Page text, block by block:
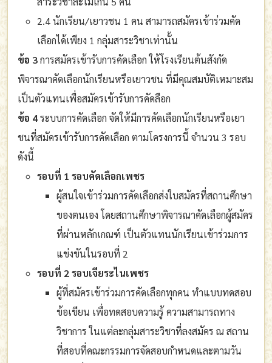
2.4 นักเรียน/เยาวชน 1 คน สามารถสมัครเข้าร่วมคัด
เลือกได้เพียง 1 กลุ่มสาระวิชาเท่านั้น
ข้อ 3การสมัครเข้ารับการคัดเลือก ให้โรงเรียนต้นสังกัด
พิจารณาคัดเลือกนักเรียนหรือเยาวชน ที่มีคุณสมบัติเหมาะสม
เป็นตัวแทนเพื่อสมัครเข้ารับการคัดลือก
ข้อ 4ระบบการคัดเลือก จัดให้มีการคัดเลือกนักเรียนหรือเยา
ชนที่สมัครเข้ารับการคัดเลือก ตามโครงการนี้ จำนวน 3 รอบ
ดังนี้
รอบที่ 1 รอบคัดเลือกเพชร
ผู้สนใจเข้าร่วมการคัดเลือกส่งใบสมัครที่สถานศึกษา
ของตนเอง โดยสถานศึกษาพิจารณาคัดเลือกผู้สมัคร
ที่ผ่านหลักเกณฑ์ เป็นตัวแทนนักเรียนเข้าร่วมการ
แข่งขันในรอบที่ 2
รอบที่ 2 รอบเจียระไนเพชร
ผู้ที่สมัครเข้าร่วมการคัดเลือกทุกคน ทำแบบทดสอบ
ข้อเขียน เพื่อทดสอบความรู้ ความสามารถทาง
วิชาการ ในแต่ละกลุ่มสาระวิชาที่ลงสมัคร ณ สถาน
ที่สอบที่คณะกรรมการจัดสอบกำหนดและตามวัน